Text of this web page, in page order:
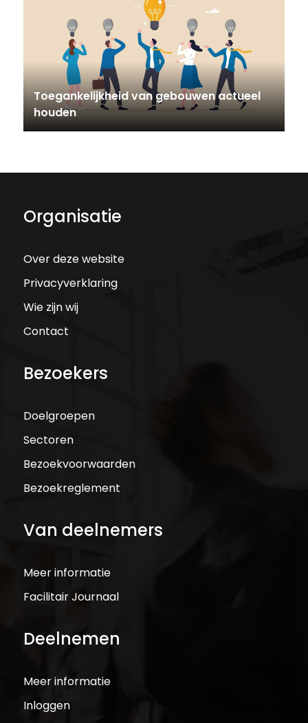
Toegankelijkheid van gebouwen actueel
houden
Organisatie
Over deze website
Privacyverklaring
Wie zijn wij
Contact
Bezoekers
Doelgroepen
Sectoren
Bezoekvoorwaarden
Bezoekreglement
Van deelnemers
Meer informatie
Facilitair Journaal
Deelnemen
Meer informatie
Inloggen